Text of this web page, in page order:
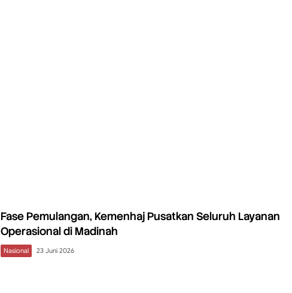
Fase Pemulangan, Kemenhaj Pusatkan Seluruh Layanan
Operasional di Madinah
Nasional 23 Juni 2026